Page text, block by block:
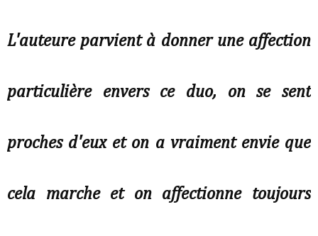
L'auteure parvient à donner une affection
particulière envers ce duo, on se sent
proches d'eux et on a vraiment envie que
cela marche et on affectionne toujours